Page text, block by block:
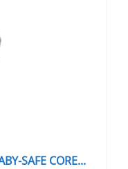
SAFE CORE...